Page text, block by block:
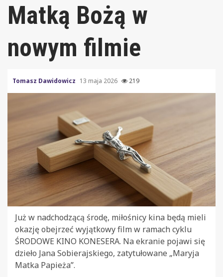
Matką Bożą w
nowym filmie
Tomasz Dawidowicz 13 maja 2026 219
Już w nadchodzącą środę, miłośnicy kina będą mieli
okazję obejrzeć wyjątkowy film w ramach cyklu
ŚRODOWE KINO KONESERA. Na ekranie pojawi się
dzieło Jana Sobierajskiego, zatytułowane „Maryja
Matka Papieża”.